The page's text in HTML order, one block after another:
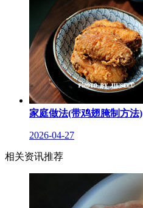
家庭做法(带鸡翅腌制方法)
2026-04-27
相关资讯推荐